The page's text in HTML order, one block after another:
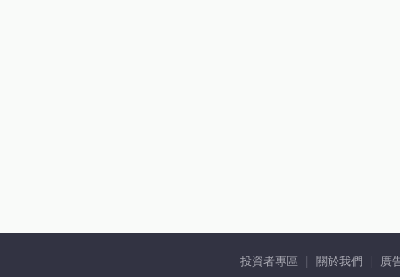
投資者專區 關於我們 廣